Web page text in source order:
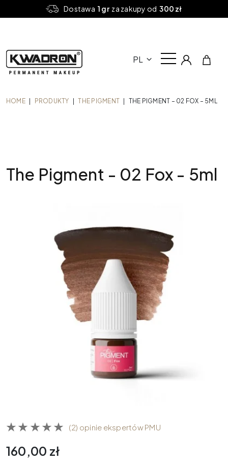
Dostawa 1 grza zakupy od 300 zł
PL
HOME PRODUKTY THE PIGMENT THE PIGMENT – 02 FOX – 5ML
The Pigment - 02 Fox - 5ml
(2) opinie ekspertów PMU
160,00 zł